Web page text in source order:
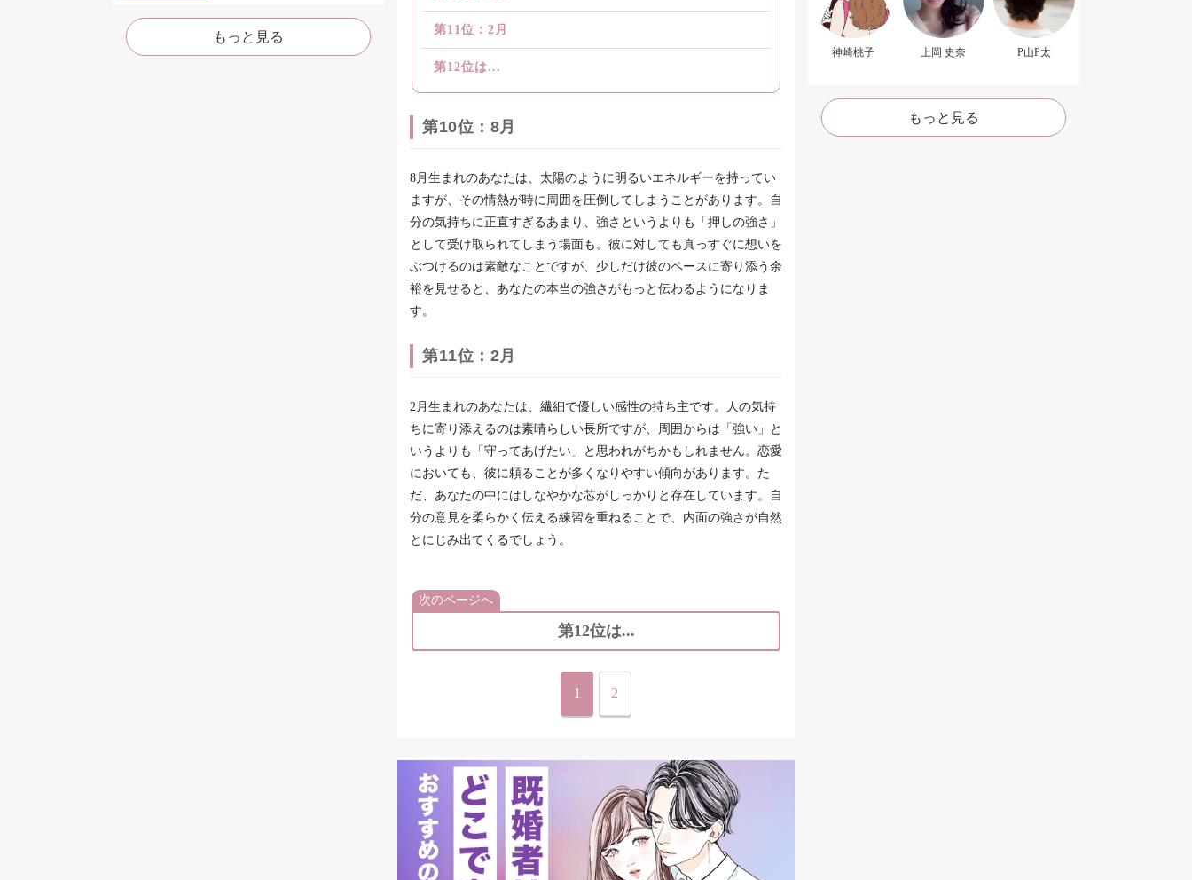
た
もっと見る
第11位：2月
第12位は...
第10位：8月
8月生まれのあなたは、太陽のように明るいエネルギーを持ってい
ますが、その情熱が時に周囲を圧倒してしまうことがあります。自
分の気持ちに正直すぎるあまり、強さというよりも「押しの強さ」
として受け取られてしまう場面も。彼に対しても真っすぐに想いを
ぶつけるのは素敵なことですが、少しだけ彼のペースに寄り添う余
裕を見せると、あなたの本当の強さがもっと伝わるようになりま
す。
第11位：2月
2月生まれのあなたは、繊細で優しい感性の持ち主です。人の気持
ちに寄り添えるのは素晴らしい長所ですが、周囲からは「強い」と
いうよりも「守ってあげたい」と思われがちかもしれません。恋愛
においても、彼に頼ることが多くなりやすい傾向があります。た
だ、あなたの中にはしなやかな芯がしっかりと存在しています。自
分の意見を柔らかく伝える練習を重ねることで、内面の強さが自然
とにじみ出てくるでしょう。
次のページへ
第12位は...
1 2
神崎桃子 上岡 史奈 P山P太
もっと見る